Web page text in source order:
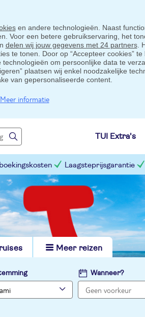
en andere technologieën. Naast
Voor een betere gebruikservaring, het
delen wij jouw gegevens met 24 partners.
te tonen. Door op “Accepteer cookies”
om persoonlijke data te
plaatsen wij enkel noodzakelijke
van gepersonaliseerde content.
Meer informatie
TUI Extra's
Laagsteprijsgarantie
Meer reizen
Wanneer?